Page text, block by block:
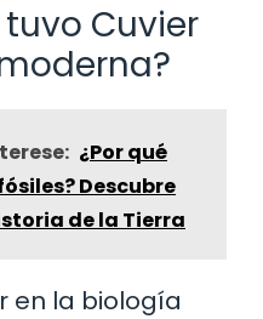
Cuvier
¿Por qué
Descubre
de la Tierra
en la biología